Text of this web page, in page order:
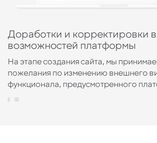
Доработки и корректировки
возможностей платформы
На этапе создания сайта, мы
пожелания по изменению внешнего
функционала, предусмотренного